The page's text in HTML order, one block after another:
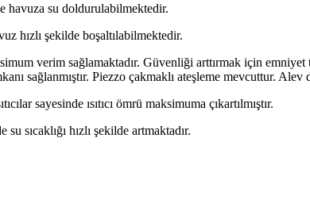
havuza su doldurulabilmektedir.
hızlı şekilde boşaltılabilmektedir.
verim sağlamaktadır. Güvenliği arttırmak için
sağlanmıştır. Piezzo çakmaklı ateşleme mevcuttur.
sayesinde ısıtıcı ömrü maksimuma çıkartılmıştır.
sıcaklığı hızlı şekilde artmaktadır.